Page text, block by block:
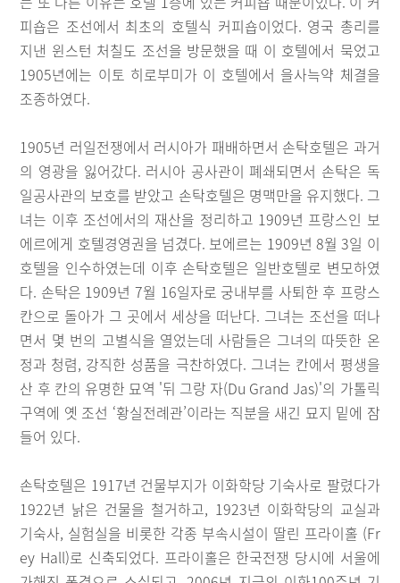
피숍은 조선에서 최초의 호텔식 커피숍이었다. 영국 총리를
지낸 윈스턴 처칠도 조선을 방문했을 때 이 호텔에서 묵었고
1905년에는 이토 히로부미가 이 호텔에서 을사늑약 체결을
조종하였다.
1905년 러일전쟁에서 러시아가 패배하면서 손탁호텔은 과거
의 영광을 잃어갔다. 러시아 공사관이 폐쇄되면서 손탁은 독
일공사관의 보호를 받았고 손탁호텔은 명맥만을 유지했다. 그
녀는 이후 조선에서의 재산을 정리하고 1909년 프랑스인 보
에르에게 호텔경영권을 넘겼다. 보에르는 1909년 8월 3일 이
호텔을 인수하였는데 이후 손탁호텔은 일반호텔로 변모하였
다. 손탁은 1909년 7월 16일자로 궁내부를 사퇴한 후 프랑스
칸으로 돌아가 그 곳에서 세상을 떠난다. 그녀는 조선을 떠나
면서 몇 번의 고별식을 열었는데 사람들은 그녀의 따뜻한 온
정과 청렴, 강직한 성품을 극찬하였다. 그녀는 칸에서 평생을
산 후 칸의 유명한 묘역 '뒤 그랑 자(Du Grand Jas)'의 가톨릭
구역에 옛 조선 ‘황실전례관’이라는 직분을 새긴 묘지 밑에 잠
들어 있다.
손탁호텔은 1917년 건물부지가 이화학당 기숙사로 팔렸다가
1922년 낡은 건물을 철거하고, 1923년 이화학당의 교실과
기숙사, 실험실을 비롯한 각종 부속시설이 딸린 프라이홀 (Fr
ey Hall)로 신축되었다. 프라이홀은 한국전쟁 당시에 서울에